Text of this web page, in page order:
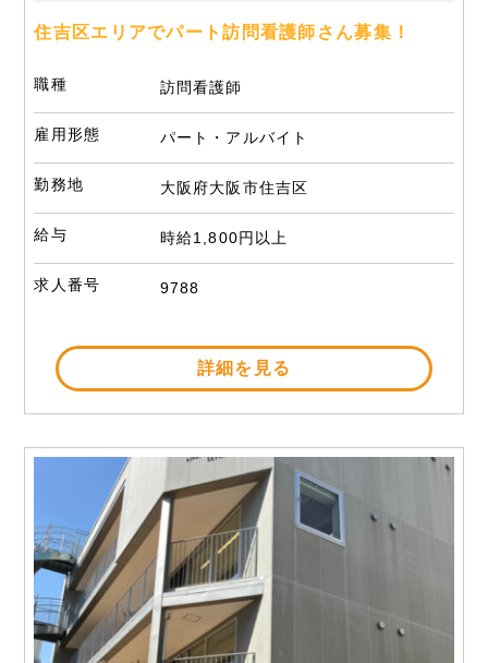
住吉区エリアでパート訪問看護師さん募集！
職種 訪問看護師
雇用形態 パート・アルバイト
勤務地 大阪府大阪市住吉区
給与 時給1,800円以上
求人番号 9788
詳細を見る